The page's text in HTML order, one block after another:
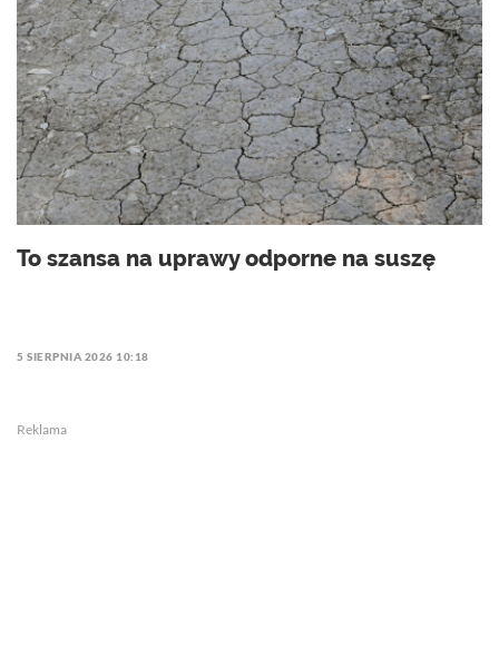
To szansa na uprawy odporne na suszę
5 SIERPNIA 2026 10:18
Reklama